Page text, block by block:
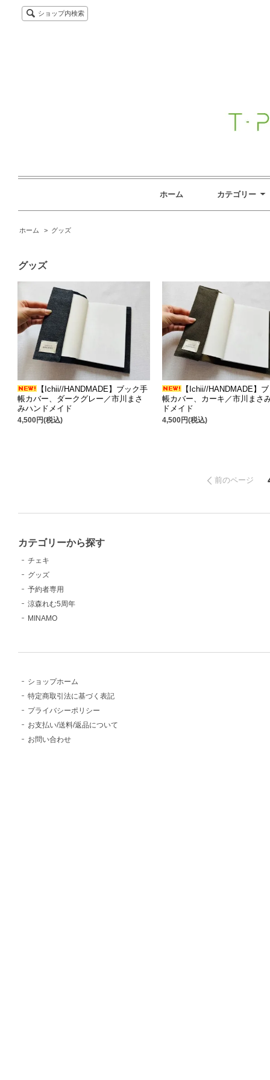
ショップ内検索
ホーム カテゴリー
ホーム > グッズ
グッズ
【Ichii//HANDMADE】ブック手
帳カバー、ダークグレー／市川まさ
みハンドメイド
4,500円(税込)
【Ichii//HANDMADE】
帳カバー、カーキ／市川まさ
ドメイド
4,500円(税込)
前のページ
カテゴリーから探す
チェキ
グッズ
予約者専用
涼森れむ5周年
MINAMO
ショップホーム
特定商取引法に基づく表記
プライバシーポリシー
お支払い/送料/返品について
お問い合わせ